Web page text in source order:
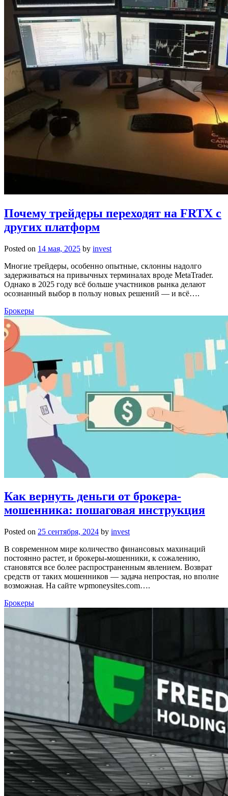
Почему трейдеры переходят на FRTX с
других платформ
Posted on 14 мая, 2025 by invest
Многие трейдеры, особенно опытные, склонны надолго
задерживаться на привычных терминалах вроде MetaTrader.
Однако в 2025 году всё больше участников рынка делают
осознанный выбор в пользу новых решений — и всё….
Брокеры
Как вернуть деньги от брокера-
мошенника: пошаговая инструкция
Posted on 25 сентября, 2024 by invest
В современном мире количество финансовых махинаций
постоянно растет, и брокеры-мошенники, к сожалению,
становятся все более распространенным явлением. Возврат
средств от таких мошенников — задача непростая, но вполне
возможная. На сайте wpmoneysites.com….
Брокеры